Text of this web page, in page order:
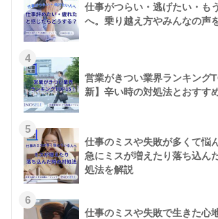
仕事がつらい・逃げたい・も
へ。乗り越え方やみんなの声
4
営業がきつい業界ランキング
新】辛い時の対処法とおすす
5
仕事のミスや失敗が多くて悩
急にミスが増えたり落ち込ん
処法を解説
6
仕事のミスや失敗で生きた心